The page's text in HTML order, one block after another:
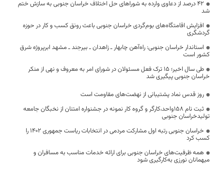
۴۲ درصد از دعاوی وارده به شورا‌های حل اختلاف خراسان جنوبی به سازش ختم
شد
افزایش اقامتگاه‌های بوم‌گردی خراسان جنوبی باعث رونق کسب و کار در حوزه
گردشگری
استاندار خراسان جنوبی: راه‌آهن چابهار ـ زاهدان ـ بیرجند ـ مشهد ابرپروژه شرق
کشور است
طی سال اخیر؛ ۱۵ ترک فعل مسئولان در شورای امر به معروف و نهی از منکر
خراسان جنوبی پیگیری شد
روز قدس نماد پشتیبانی از نهضت‌های مقاومت است
ثبت نام ۱۵۸واحد،کارگر و گروه کار نمونه در جشنواره امتنان از نخبگان جامعه
تولیدخراسان جنوبی
خراسان جنوبی رتبه اول مشارکت مردمی در انتخابات ریاست جمهوری ۱۴۰۲ را
کسب کرد
همه ظرفیت‌های خراسان جنوبی برای ارائه خدمات مناسب به مسافران و
میهمانان نورزی به‌کارگیری شود